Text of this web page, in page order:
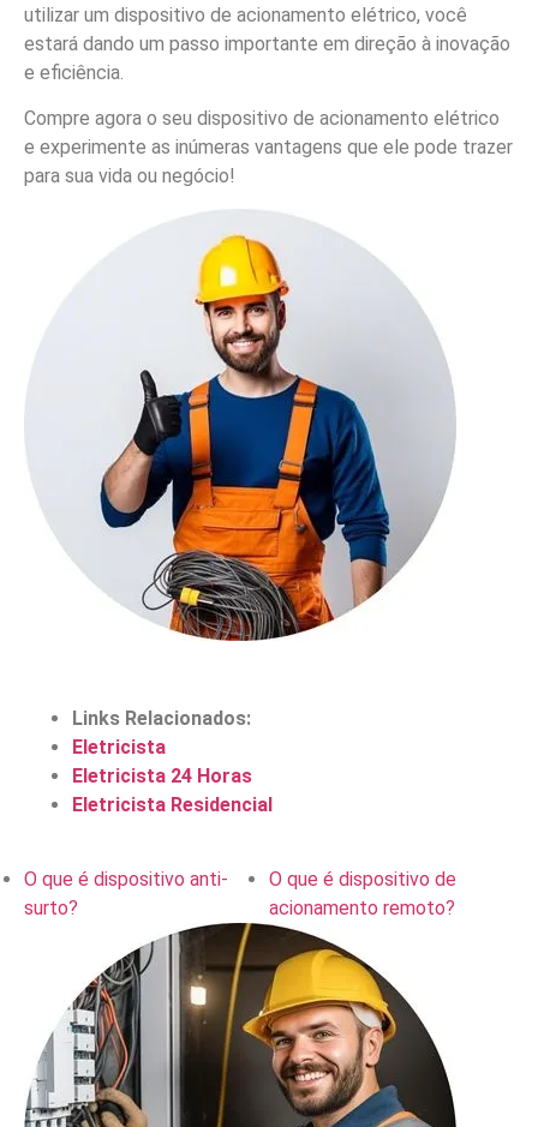
utilizar um dispositivo de acionamento elétrico, você
estará dando um passo importante em direção à inovação
e eficiência.
Compre agora o seu dispositivo de acionamento elétrico
e experimente as inúmeras vantagens que ele pode trazer
para sua vida ou negócio!
Links Relacionados:
Eletricista
Eletricista 24 Horas
Eletricista Residencial
O que é dispositivo anti-
surto?
O que é dispositivo de
acionamento remoto?